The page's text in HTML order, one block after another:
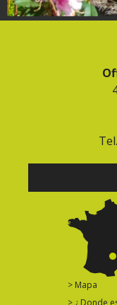
> Mapa
> ¿ Donde